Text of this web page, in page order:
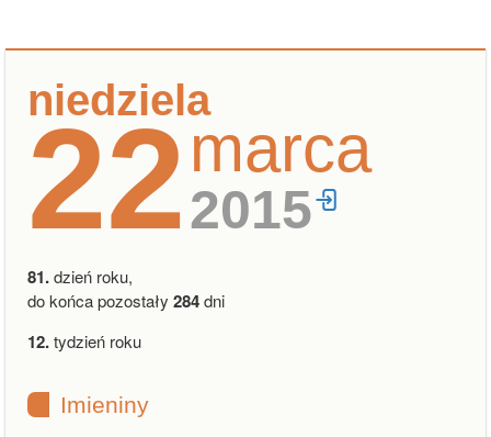
niedziela
22marca
2015
81.dzień roku,
do końca pozostały 284dni
12.tydzień roku
Imieniny